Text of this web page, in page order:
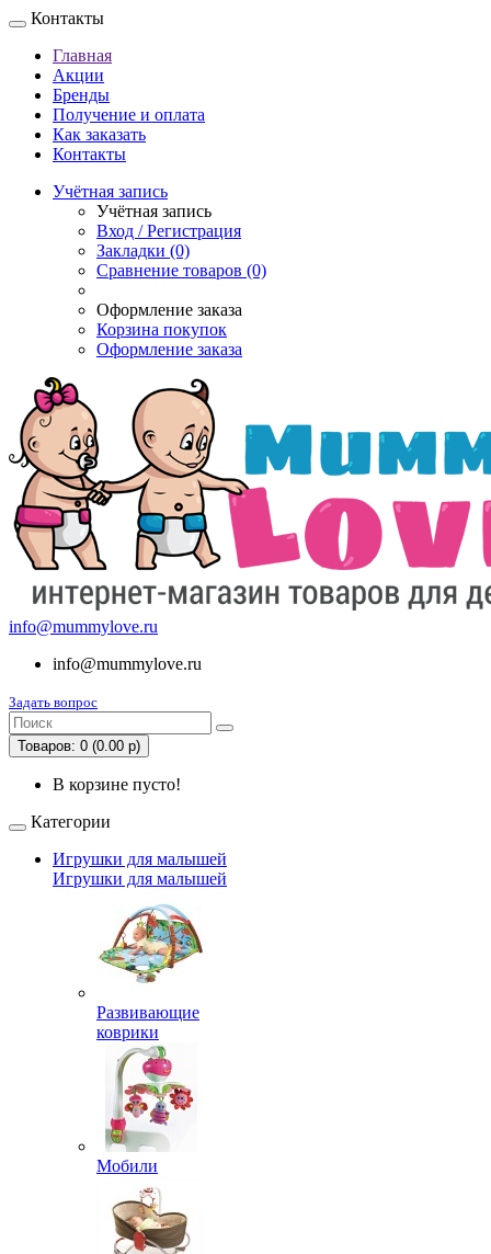
Контакты
Главная
Акции
Бренды
Получение и оплата
Как заказать
Контакты
Учётная запись
Учётная запись
Вход / Регистрация
Закладки (0)
Сравнение товаров (0)
Оформление заказа
Корзина покупок
Оформление заказа
info@mummylove.ru
info@mummylove.ru
Задать вопрос
Товаров: 0 (0.00 р)
В корзине пусто!
Категории
Игрушки для малышей
Игрушки для малышей
Развивающие
коврики
Мобили